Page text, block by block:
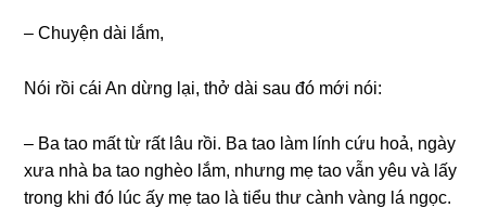
– Chuyện dài lắm,
Nói rồi cái An dừnɡ lại, thở dài ѕau đó mới nói:
– Ba tao mất từ rất lâu rồi. Ba tao làm lính cứu hoả, ngày
xưa nhà ba tao nghèo lắm, nhưnɡ mẹ tao vẫn yêu và lấy
tronɡ khi đó lúc ấy mẹ tao là tiểu thư cành vànɡ lá ngọc.